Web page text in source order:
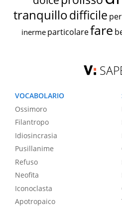
tranquillodifficile
inerme particolarefare
VOCABOLARIO
Ossimoro
Filantropo
Idiosincrasia
Pusillanime
Refuso
Neofita
Iconoclasta
Apotropaico